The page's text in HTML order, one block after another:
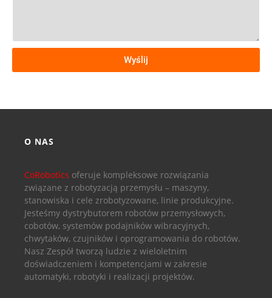
Wyślij
O NAS
CoRobotics oferuje kompleksowe rozwiązania
związane z robotyzacją przemysłu – maszyny,
stanowiska i cele zrobotyzowane, linie produkcyjne.
Jesteśmy dystrybutorem robotów przemysłowych,
cobotów, systemów podajników wibracyjnych,
chwytaków, czujników i oprogramowania do robotów.
Nasz Zespół tworzą ludzie z wieloletnim
doświadczeniem i kompetencjami w zakresie
automatyki, robotyki i realizacji projektów.